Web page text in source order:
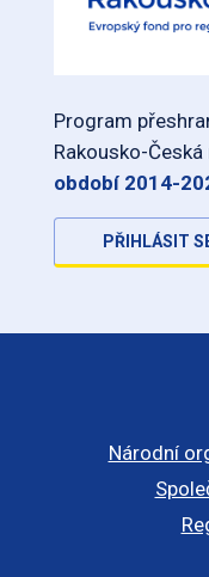
Program
Rakousko-
období 2014-
PŘIHLÁSIT
Národní